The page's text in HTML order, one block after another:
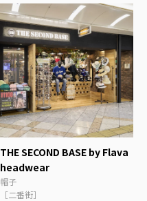
THE SECOND BASE by Flava
headwear
帽子
［二番街］